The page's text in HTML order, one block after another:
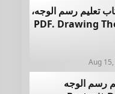
تعليم رسم الوجه،
Aug
رسم الوجه